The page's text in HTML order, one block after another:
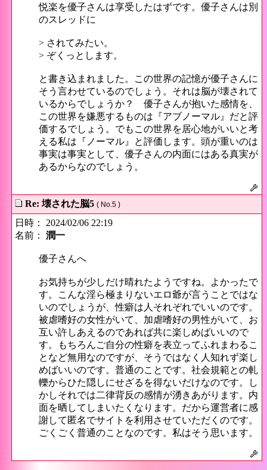
悦楽を優子さんは享受したはずです。優子さんは別
のスレッドに
> されてみたい。
> ぞくっとします。
と書き込まれました。この世界の記憶が優子さんに
そう言わせているのでしょう。それは脳が壊されて
いるからでしょうか？ 優子さんが抱いた感情を、
この世界を嫌悪するものは『アブノーマル』だと評
価するでしょう。でもこの世界を居心地がいいと考
える私は『ノーマル』と評価します。頭が重いのは
事実は事実として、優子さんの内面にはある真実が
あるからなのでしょう。
Re: 壊された脳5 ( No.5 )
日時： 2024/02/06 22:19
名前：潤一
優子さんへ
お気持ちが少しだけ晴れたようですね。よかったで
す。こんな淫ら極まりないエロ爺が言うことではな
いのでしょうが、性癖は人それぞれでいいのです。
被虐嗜好の女性がいて、加虐嗜好の男性がいて、お
互い許しあえるのであれば共に楽しめばいいので
す。もちろんご自分の性癖を表立ってふれまわるこ
となど無用なのですが、そうではなく人知れず楽し
めばいいのです。普通のことです。社会規範との軋
轢からひた隠しにせざるを得ないだけなのです。し
かしそれでは二律背反の感情が湧きあがります。内
面を晒してしまいたくなります。だから運営者に感
謝して匿名でサイトを利用させていただくのです。
ごくごく普通のことなのです。私はそう思います。